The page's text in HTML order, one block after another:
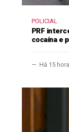
POLICIAL
PRF
cocaína e
Há 15